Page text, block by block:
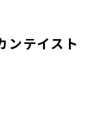
テイスト